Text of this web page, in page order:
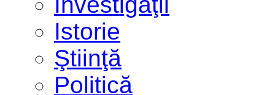
Istorie
Ştiinţă
Politică